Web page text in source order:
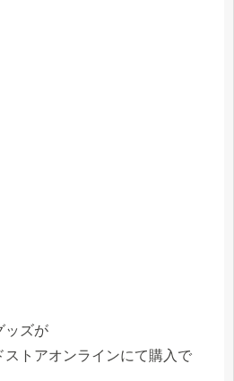
ッズが
ストアオンラインにて購入で